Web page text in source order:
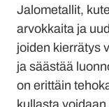
Jalometallit,
arvokkaita ja
joiden kierrätys
ja säästää
on erittäin